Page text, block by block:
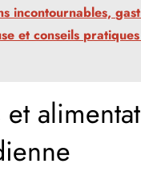
incontournables,
et conseils
et